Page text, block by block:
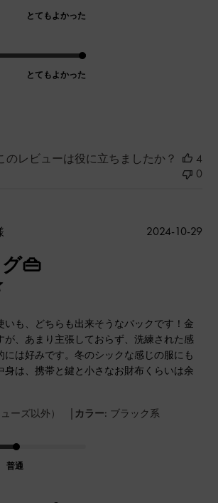
とてもよかった
とてもよかった
のレビューは役に立ちましたか？
4
0
👜
いも、どちらも出来そうなバックです！金
が、あまり主張しておらず、洗練された感
には好みです。冬のシックな感じの服にも
身は、携帯と鍵と小さなお財布くらいは余
ーズ以外） | カラー: ブラック系
普通
公
2024-10-29